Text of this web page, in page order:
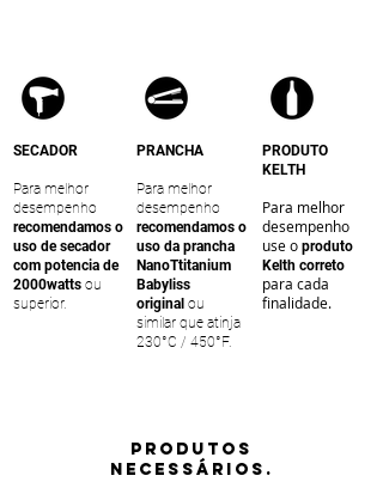
SECADOR
Para melhor
desempenho
recomendamos o
uso de secador
com potencia de
2000watts ou
superior.
PRANCHA
Para melhor
desempenho
recomendamos o
uso da prancha
NanoTtitanium
Babyliss
original ou
similar que atinja
230°C / 450°F.
PRODUTO
KELTH
Para melhor
desempenho
use o produto
Kelth correto
para cada
finalidade.
PRODUTOS
NECESSÁRIOS.